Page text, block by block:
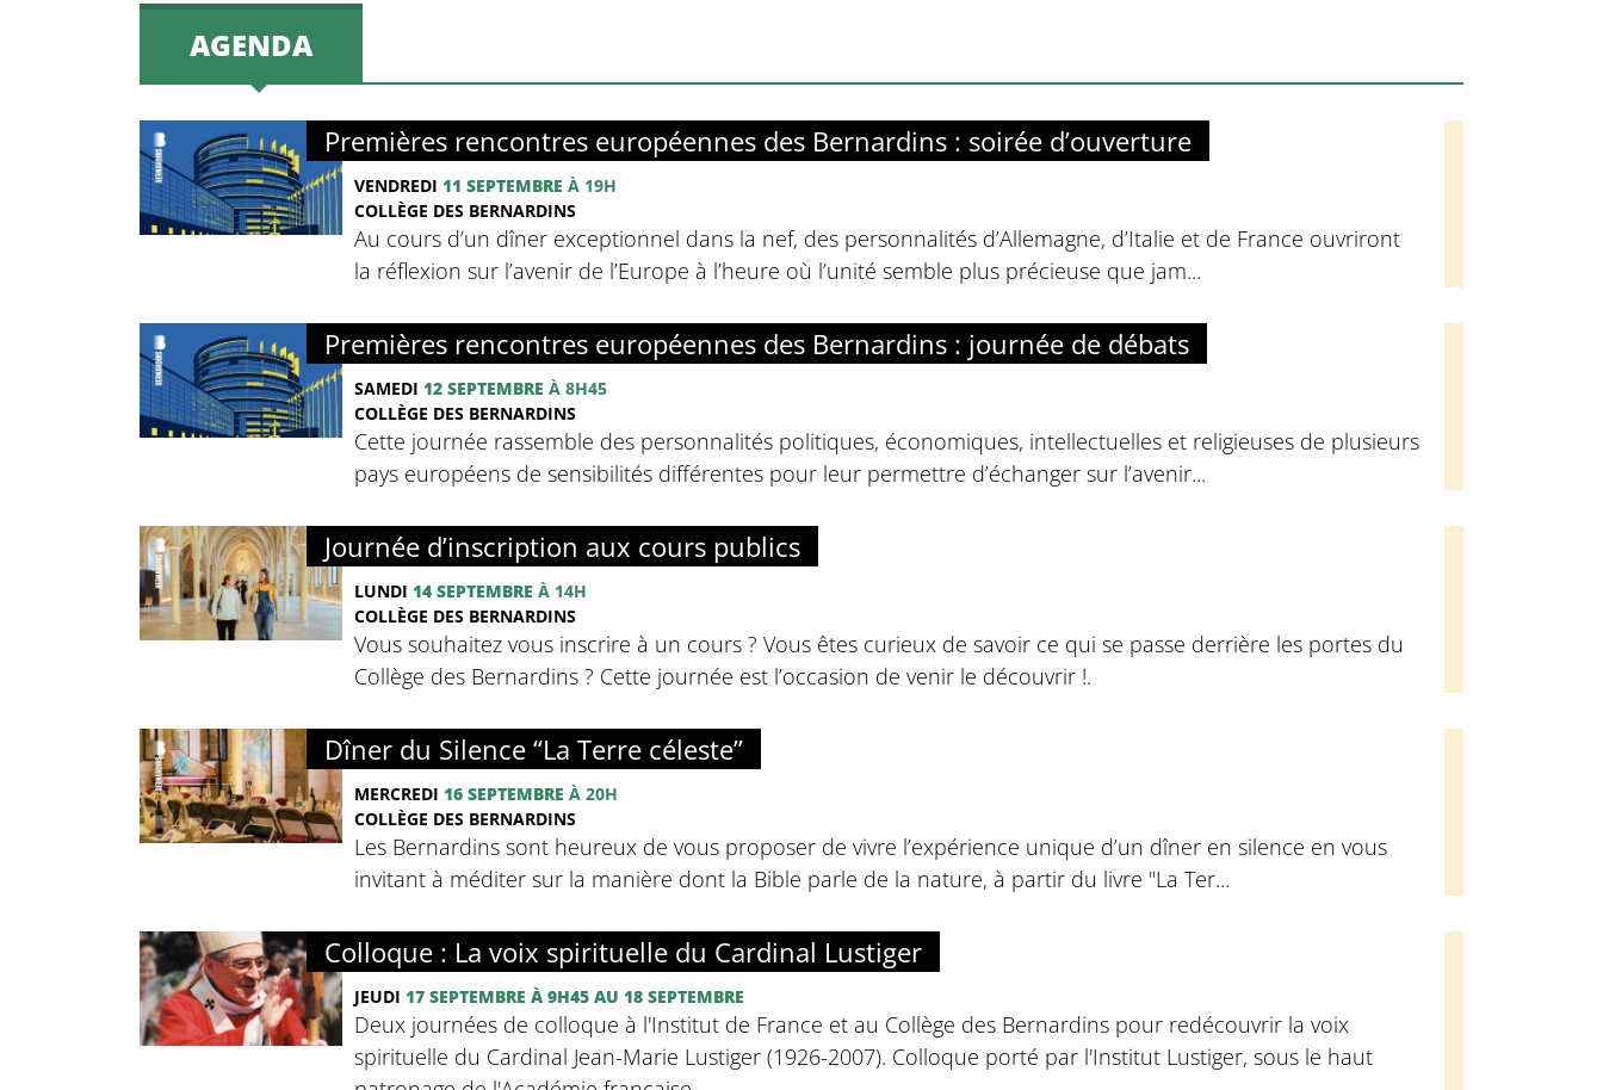
AGENDA
Premières rencontres européennes des Bernardins : soirée d’ouverture
VENDREDI 11 SEPTEMBRE À 19H
COLLÈGE DES BERNARDINS
Au cours d’un dîner exceptionnel dans la nef, des personnalités d’Allemagne, d’Italie et de France ouvriront
la réflexion sur l’avenir de l’Europe à l’heure où l’unité semble plus précieuse que jam...
Premières rencontres européennes des Bernardins : journée de débats
SAMEDI 12 SEPTEMBRE À 8H45
COLLÈGE DES BERNARDINS
Cette journée rassemble des personnalités politiques, économiques, intellectuelles et religieuses de plusieurs
pays européens de sensibilités différentes pour leur permettre d’échanger sur l’avenir...
Journée d’inscription aux cours publics
LUNDI 14 SEPTEMBRE À 14H
COLLÈGE DES BERNARDINS
Vous souhaitez vous inscrire à un cours ? Vous êtes curieux de savoir ce qui se passe derrière les portes du
Collège des Bernardins ? Cette journée est l’occasion de venir le découvrir !.
Dîner du Silence “La Terre céleste”
MERCREDI 16 SEPTEMBRE À 20H
COLLÈGE DES BERNARDINS
Les Bernardins sont heureux de vous proposer de vivre l’expérience unique d’un dîner en silence en vous
invitant à méditer sur la manière dont la Bible parle de la nature, à partir du livre "La Ter...
Colloque : La voix spirituelle du Cardinal Lustiger
JEUDI 17 SEPTEMBRE À 9H45 AU 18 SEPTEMBRE
Deux journées de colloque à l'Institut de France et au Collège des Bernardins pour redécouvrir la voix
spirituelle du Cardinal Jean-Marie Lustiger (1926-2007). Colloque porté par l'Institut Lustiger, sous le haut